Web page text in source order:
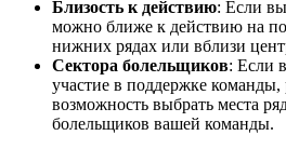
Близость к действию: Если вы
можно ближе к действию на
нижних рядах или вблизи
Сектора болельщиков: Если
участие в поддержке команды,
возможность выбрать места
болельщиков вашей команды.